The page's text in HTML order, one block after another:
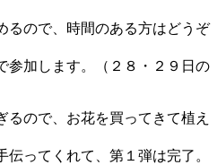
るので、時間のある方はどうぞ
参加します。（２８・２９日の
るので、お花を買ってきて植え
ってくれて、第１弾は完了。